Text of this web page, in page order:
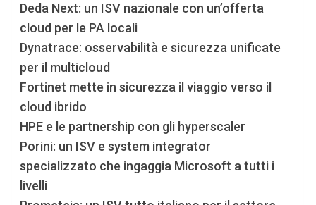
Deda Next: un ISV nazionale con un’offerta
cloud per le PA locali
Dynatrace: osservabilità e sicurezza unificate
per il multicloud
Fortinet mette in sicurezza il viaggio verso il
cloud ibrido
HPE e le partnership con gli hyperscaler
Porini: un ISV e system integrator
specializzato che ingaggia Microsoft a tutti i
livelli